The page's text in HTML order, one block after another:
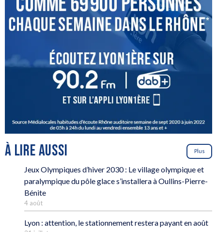
À LIRE AUSSI Plus
Jeux Olympiques d’hiver 2030 : Le village olympique et
paralympique du pôle glace s’installera à Oullins-Pierre-
Bénite
4 août
Lyon : attention, le stationnement restera payant en août